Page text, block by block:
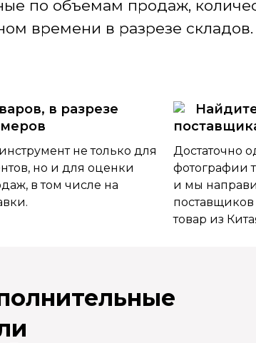
по объемам продаж,
времени в разрезе складов.
в разрезе
не только для
но и для оценки
в том числе на
Достаточно
фотографии
и мы
поставщиков
товар из